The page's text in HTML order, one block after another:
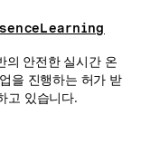
의 안전한 실시간 온
을 진행하는 허가 받
고 있습니다.